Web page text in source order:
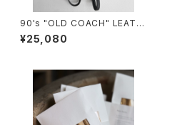
90's "OLD COACH" LEATH
ER SMALL BACKPACK mad
e in USA
¥25,080